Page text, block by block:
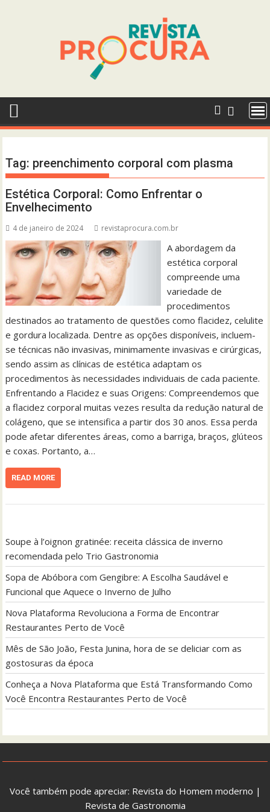
Tag: preenchimento corporal com plasma
Estética Corporal: Como Enfrentar o
Envelhecimento
4 de janeiro de 2024 revistaprocura.com.br
A abordagem da
estética corporal
compreende uma
variedade de
procedimentos
destinados ao tratamento de questões como flacidez, celulite
e gordura localizada. Dentre as opções disponíveis, incluem-
se técnicas não invasivas, minimamente invasivas e cirúrgicas,
sendo assim as clínicas de estética adaptam os
procedimentos às necessidades individuais de cada paciente.
Enfrentando a Flacidez e suas Origens: Compreendemos que
a flacidez corporal muitas vezes resulta da redução natural de
colágeno, que se intensifica a partir dos 30 anos. Essa perda
pode afetar diferentes áreas, como a barriga, braços, glúteos
e coxas. Portanto, a…
READ MORE
Soupe à l’oignon gratinée: receita clássica de inverno
recomendada pelo Trio Gastronomia
Sopa de Abóbora com Gengibre: A Escolha Saudável e
Funcional que Aquece o Inverno de Julho
Nova Plataforma Revoluciona a Forma de Encontrar
Restaurantes Perto de Você
Mês de São João, Festa Junina, hora de se deliciar com as
gostosuras da época
Conheça a Nova Plataforma que Está Transformando Como
Você Encontra Restaurantes Perto de Você
Você também pode apreciar: Revista do Homem moderno |
Revista de Gastronomia